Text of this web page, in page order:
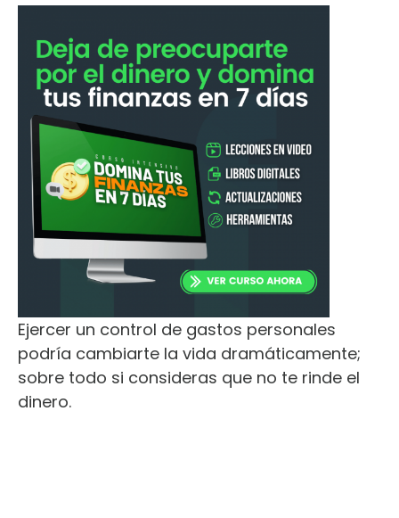
Ejercer un control de gastos personales
podría cambiarte la vida dramáticamente;
sobre todo si consideras que no te rinde el
dinero.